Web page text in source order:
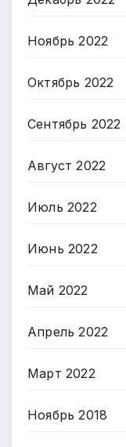
Ноябрь 2022
Октябрь 2022
Сентябрь 2022
Август 2022
Июль 2022
Июнь 2022
Май 2022
Апрель 2022
Март 2022
Ноябрь 2018